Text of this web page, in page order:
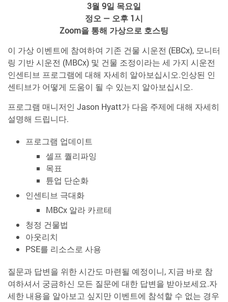
3월 9일 목요일
정오 — 오후 1시
Zoom을 통해 가상으로 호스팅
이 가상 이벤트에 참여하여 기존 건물 시운전 (EBCx), 모니터
링 기반 시운전 (MBCx) 및 건물 조정이라는 세 가지 시운전
인센티브 프로그램에 대해 자세히 알아보십시오.인상된 인
센티브가 어떻게 도움이 될 수 있는지 알아보십시오.
프로그램 매니저인 Jason Hyatt가 다음 주제에 대해 자세히
설명해 드립니다.
프로그램 업데이트
셀프 퀄리파잉
목표
튠업 단순화
인센티브 극대화
MBCx 알라 카르테
청정 건물법
아웃리치
PSE를 리소스로 사용
질문과 답변을 위한 시간도 마련될 예정이니, 지금 바로 참
여하셔서 궁금하신 모든 질문에 대한 답변을 받아보세요.자
세한 내용을 알아보고 싶지만 이벤트에 참석할 수 없는 경우